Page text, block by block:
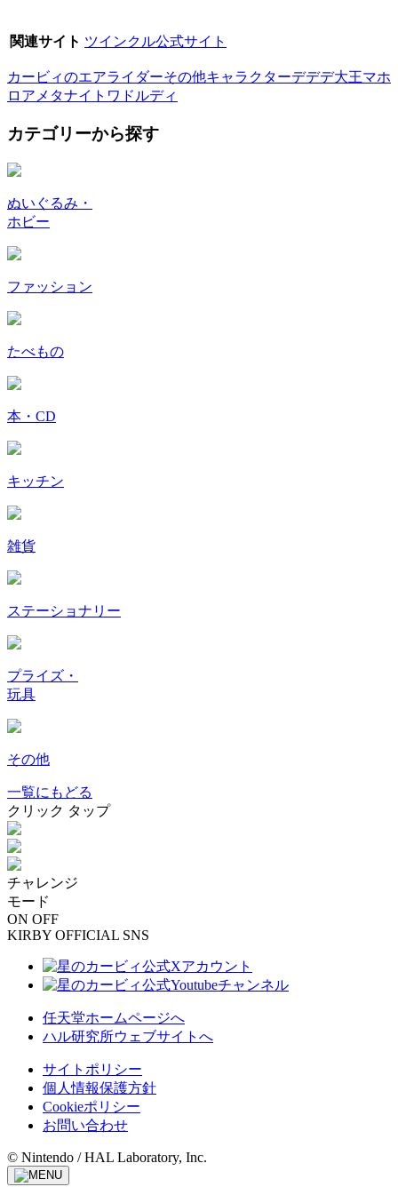
関連サイト ツインクル公式サイト
カービィのエアライダーその他キャラクターデデデ大王マホ
ロアメタナイト ワドルディ
カテゴリーから探す
ぬいぐるみ・
ホビー
ファッション
たべもの
本・CD
キッチン
雑貨
ステーショナリー
プライズ・
玩具
その他
一覧にもどる
クリック タップ
チャレンジ
モード
ON OFF
KIRBY OFFICIAL SNS
任天堂ホームページへ
ハル研究所ウェブサイトへ
サイトポリシー
個人情報保護方針
Cookieポリシー
お問い合わせ
© Nintendo / HAL Laboratory, Inc.